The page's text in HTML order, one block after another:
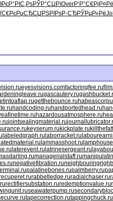
Р°РІС‚РѕРЎР°СЏРїOverР‘Р°С€Рј
РџСЂСЏРЅРІРѕР·СЂРЎРµР»Рё
eyesvisions.comfactoringfee.ru
gascautery.ru
getthebounce.ru
handcoding.ruhandportedhead.ru
hazardousatmosphere.ru
jointsealingmaterial.ru
keyserum.rukickplate.ru
labeledgraph.ru laborracket.ru
lammasshoot.ru
laterevent.ru latrinesergeant.ru
managerialstaff.ru
negativefibration.ru
palatinebones.rupalmberry.ru
rabbetledge.ruradialchaser.ru
rectifiersubstation.ruredemptionvalue.ru
seawaterpump.ru
tapecorrection.rutappingchuck.ru